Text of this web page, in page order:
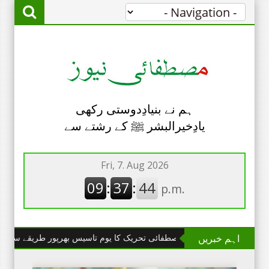
ہم نے بنیادِدوستی رکھی
یادِخیرالبشر ﷺ کے رشتے سے
اہم خبریں
مانگا : مصطفائی تحریک کا یوم تاسیس بھرپور طریقے سے منایا گیا۔